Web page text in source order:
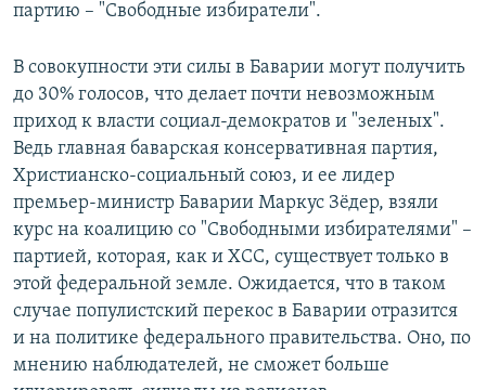
партию – "Свободные избиратели".
В совокупности эти силы в Баварии могут получить
до 30% голосов, что делает почти невозможным
приход к власти социал-демократов и "зеленых".
Ведь главная баварская консервативная партия,
Христианско-социальный союз, и ее лидер
премьер-министр Баварии Маркус Зёдер, взяли
курс на коалицию со "Свободными избирателями" –
партией, которая, как и ХСС, существует только в
этой федеральной земле. Ожидается, что в таком
случае популистский перекос в Баварии отразится
и на политике федерального правительства. Оно, по
мнению наблюдателей, не сможет больше